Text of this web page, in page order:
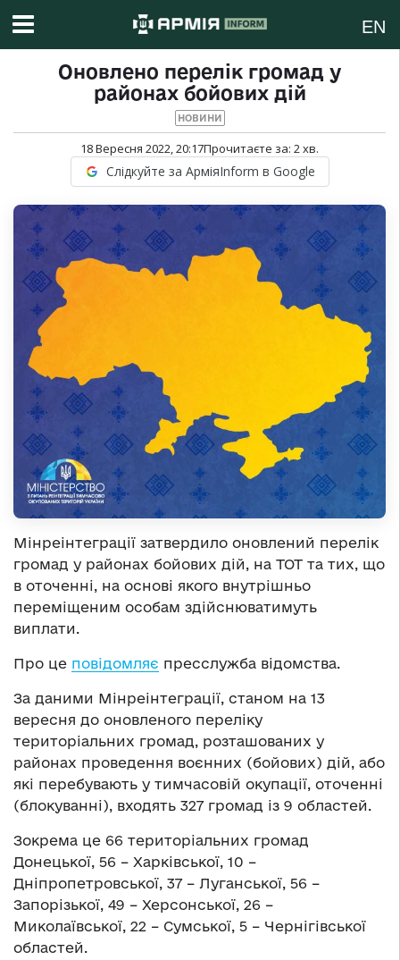
EN
Оновлено перелік громад у
районах бойових дій
НОВИНИ
18 Вересня 2022, 20:17Прочитаєте за: 2хв.
Слідкуйте за АрміяInform в Google
Мінреінтеграції затвердило оновлений перелік
громад у районах бойових дій, на ТОТ та тих, що
в оточенні, на основі якого внутрішньо
переміщеним особам здійснюватимуть
виплати.
Про це повідомляє пресслужба відомства.
За даними Мінреінтеграції, станом на 13
вересня до оновленого переліку
територіальних громад, розташованих у
районах проведення воєнних (бойових) дій, або
які перебувають у тимчасовій окупації, оточенні
(блокуванні), входять 327 громад із 9 областей.
Зокрема це 66 територіальних громад
Донецької, 56 – Харківської, 10 –
Дніпропетровської, 37 – Луганської, 56 –
Запорізької, 49 – Херсонської, 26 –
Миколаївської, 22 – Сумської, 5 – Чернігівської
областей.